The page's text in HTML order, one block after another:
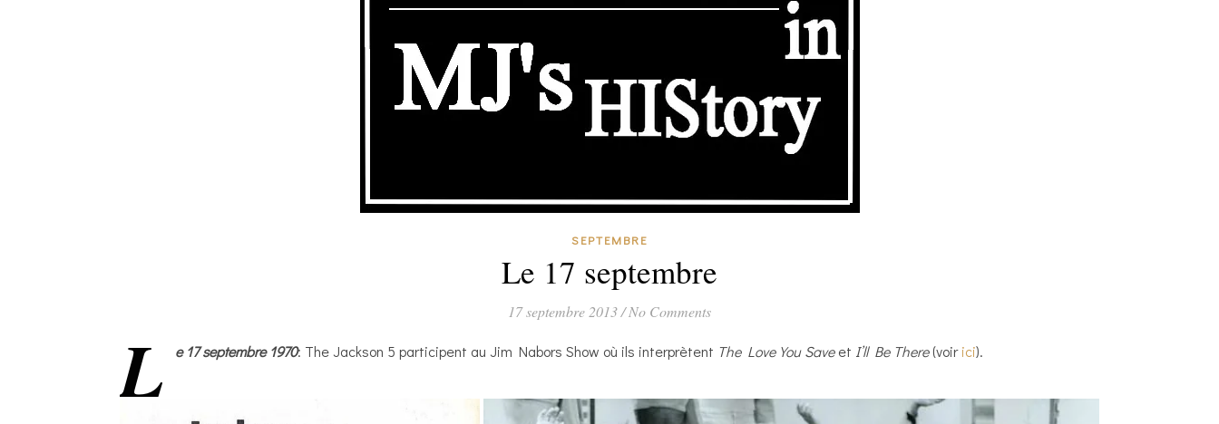
SEPTEMBRE
Le 17 septembre
17 septembre 2013/ No Comments
L e 17 septembre 1970: The Jackson 5 participent au Jim Nabors Show où ils interprètent The Love You Saveet I’ll Be There(voirici).